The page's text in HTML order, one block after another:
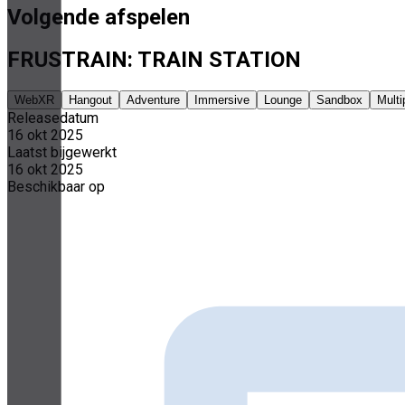
Volgende afspelen
FRUSTRAIN: TRAIN STATION
WebXR Hangout Adventure Immersive Lounge Sandbox
Releasedatum
16 okt 2025
Laatst bijgewerkt
16 okt 2025
Beschikbaar op